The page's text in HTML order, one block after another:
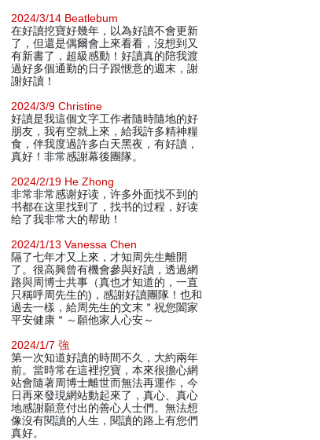
2024/3/14 Beatlebum
在好讀挖寶好幾年，以為好讀不會更新
了，但還是偶爾會上來看看，沒想到又
有新書了，超級感動！好讀真的陪我渡
過好多個通勤的日子跟愜意的週末，謝
謝好讀！
2024/3/9 Christine
好讀是我這個文字工作者隨時隨地的好
朋友，我有空就上來，給我許多精神糧
食，伴我度過許多白天黑夜，有好讀，
真好！非常感謝幕後團隊。
2024/2/19 He Zhong
非常非常感谢好读，许多外面找不到的
书都在这里找到了，找书的过程，好读
给了我非常大的帮助！
2024/1/13 Vanessa Chen
隔了七年才又上來，才知周先生離開
了。很高興曾有機會參與好讀，透過網
路與周博士共事（真也才知道的，一直
只稱呼周先生的)，感謝好讀團隊！也和
過去一樣，給周先生的文末＂祝您闔家
平安健康＂～願他家人心安～
2024/1/7 強
第一次知道好讀的時間不久，大約兩年
前。當時常在這裡挖寶，本來很擔心網
站會隨著周博士離世而無法再運作，今
日再來發現網站動起來了，真心、真心
地感謝願意付出的善心人士們。無法想
像沒有閱讀的人生，閱讀的路上有您們
真好。